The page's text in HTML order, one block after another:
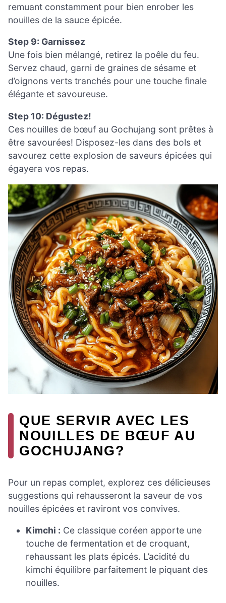
remuant constamment pour bien enrober les
nouilles de la sauce épicée.
Step 9: Garnissez
Une fois bien mélangé, retirez la poêle du feu.
Servez chaud, garni de graines de sésame et
d’oignons verts tranchés pour une touche finale
élégante et savoureuse.
Step 10: Dégustez!
Ces nouilles de bœuf au Gochujang sont prêtes à
être savourées! Disposez-les dans des bols et
savourez cette explosion de saveurs épicées qui
égayera vos repas.
QUE SERVIR AVEC LES
NOUILLES DE BŒUF AU
GOCHUJANG?
Pour un repas complet, explorez ces délicieuses
suggestions qui rehausseront la saveur de vos
nouilles épicées et raviront vos convives.
Kimchi : Ce classique coréen apporte une
touche de fermentation et de croquant,
rehaussant les plats épicés. L’acidité du
kimchi équilibre parfaitement le piquant des
nouilles.